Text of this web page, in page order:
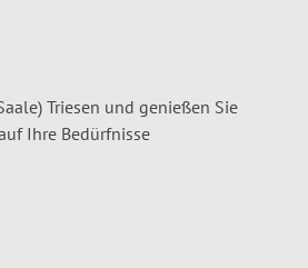
Triesen und genießen Sie
Ihre Bedürfnisse